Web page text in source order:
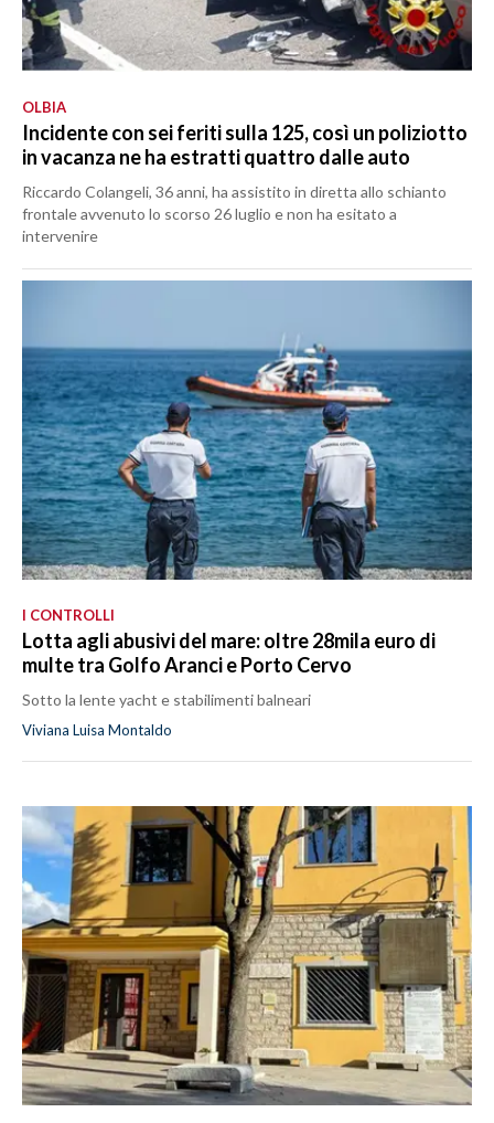
OLBIA
Incidente con sei feriti sulla 125, così un poliziotto
in vacanza ne ha estratti quattro dalle auto
Riccardo Colangeli, 36 anni, ha assistito in diretta allo schianto
frontale avvenuto lo scorso 26 luglio e non ha esitato a
intervenire
I CONTROLLI
Lotta agli abusivi del mare: oltre 28mila euro di
multe tra Golfo Aranci e Porto Cervo
Sotto la lente yacht e stabilimenti balneari
Viviana Luisa Montaldo